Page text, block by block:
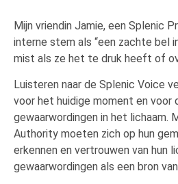
Mijn vriendin Jamie, een Splenic
interne stem als “een zachte bel
mist als ze het te druk heeft of
Luisteren naar de Splenic Voice
voor het huidige moment en voor
gewaarwordingen in het lichaam.
Authority moeten zich op hun
erkennen en vertrouwen van hun
gewaarwordingen als een bron